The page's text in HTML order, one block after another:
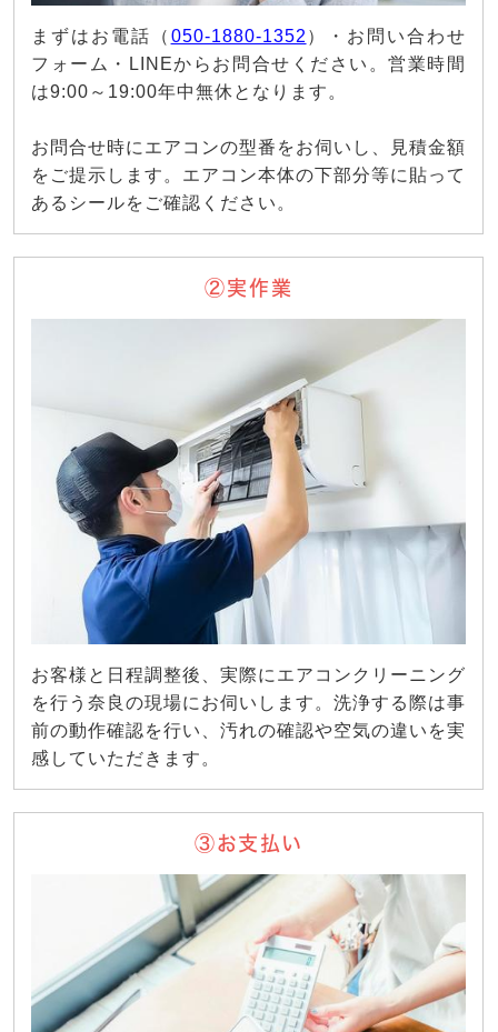
まずはお電話（ 050-1880-1352 ）・お問い合わせ
フォーム・LINEからお問合せください。営業時間
は9:00～19:00年中無休となります。
お問合せ時にエアコンの型番をお伺いし、見積金額
をご提示します。エアコン本体の下部分等に貼って
あるシールをご確認ください。
②実作業
お客様と日程調整後、実際にエアコンクリーニング
を行う奈良の現場にお伺いします。洗浄する際は事
前の動作確認を行い、汚れの確認や空気の違いを実
感していただきます。
③お支払い